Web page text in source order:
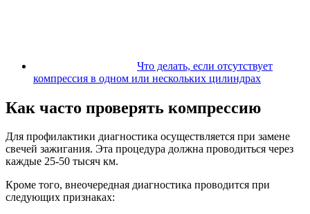
Что делать, если отсутствует
компрессия в одном или нескольких цилиндрах
Как часто проверять компрессию
Для профилактики диагностика осуществляется при замене
свечей зажигания. Эта процедура должна проводиться через
каждые 25-50 тысяч км.
Кроме того, внеочередная диагностика проводится при
следующих признаках: